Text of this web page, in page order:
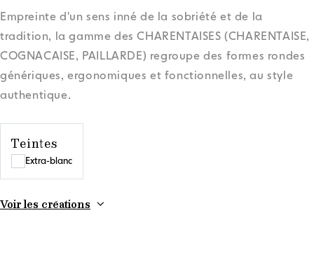
Empreinte d'un sens inné de la sobriété et de la
tradition, la gamme des CHARENTAISES (CHARENTAISE,
COGNACAISE, PAILLARDE) regroupe des formes rondes
génériques, ergonomiques et fonctionnelles, au style
authentique.
Teintes
Extra-blanc
Voir les créations